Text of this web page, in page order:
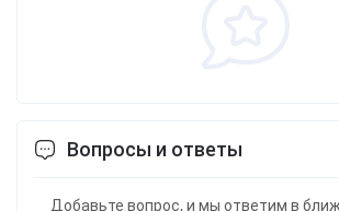
Вопросы и ответы
Добавьте вопрос, и мы ответим в